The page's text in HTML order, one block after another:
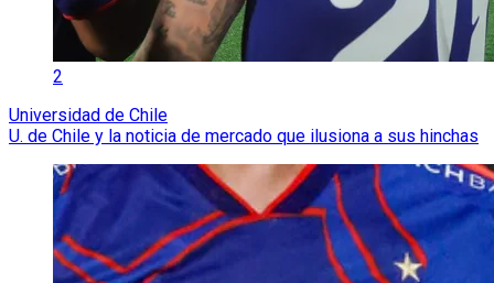
2
Universidad de Chile
U. de Chile y la noticia de mercado que ilusiona a sus hinchas